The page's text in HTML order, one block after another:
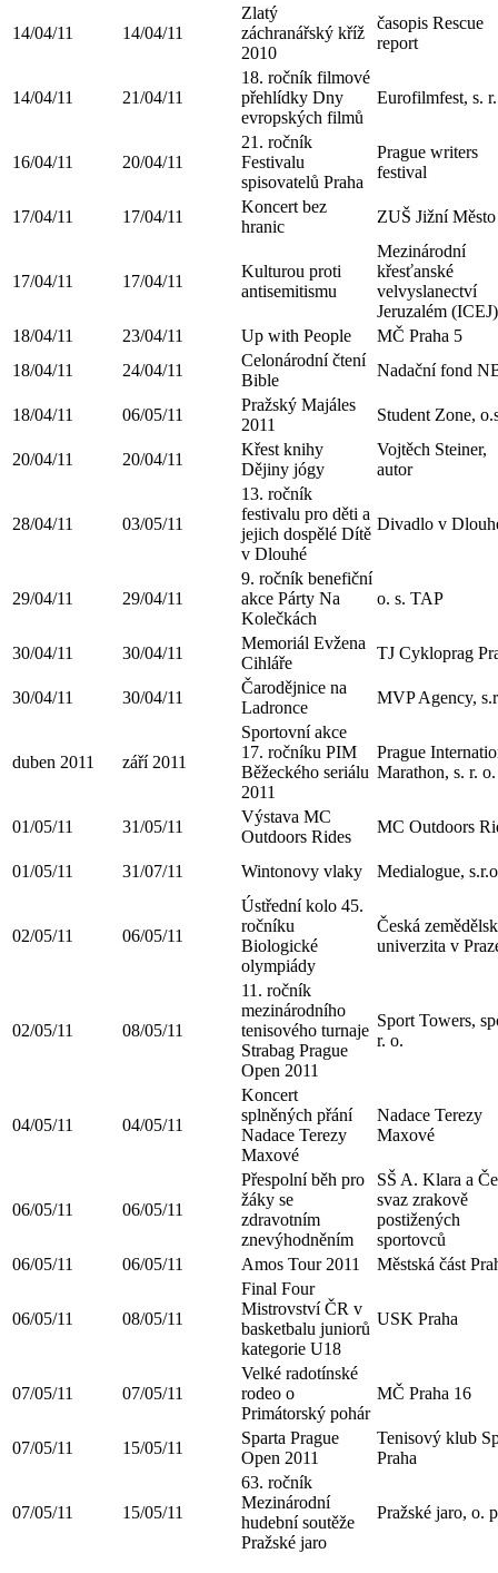
14/04/11 14/04/11
Zlatý
záchranářský kříž
2010
časopis Rescue
report
14/04/11 21/04/11
18. ročník filmové
přehlídky Dny
evropských filmů
Eurofilmfest, s.
16/04/11 20/04/11
21. ročník
Festivalu
spisovatelů Praha
Prague writers
festival
17/04/11 17/04/11
Koncert bez
hranic
ZUŠ Jižní Město
17/04/11 17/04/11
Kulturou proti
antisemitismu
Mezinárodní
křesťanské
velvyslanectví
Jeruzalém (ICEJ)
18/04/11
23/04/11 Up with People
MČ Praha 5
18/04/11
24/04/11
Celonárodní čtení
Bible
Nadační fond
18/04/11 06/05/11
Pražský Majáles
2011
Student Zone,
20/04/11 20/04/11
Křest knihy
Dějiny jógy
Vojtěch Steiner,
autor
28/04/11 03/05/11
13. ročník
festivalu pro děti a
jejich dospělé Dítě
v Dlouhé
Divadlo v
29/04/11 29/04/11
9. ročník benefiční
akce Párty Na
Kolečkách
o. s. TAP
30/04/11 30/04/11
Memoriál Evžena
Cihláře
TJ Cykloprag
30/04/11 30/04/11
Čarodějnice na
Ladronce
MVP Agency,
duben 2011 září 2011
Sportovní akce
17. ročníku PIM
Běžeckého seriálu
2011
Prague
Marathon, s. r. o.
01/05/11 31/05/11
Výstava MC
Outdoors Rides
MC Outdoors
01/05/11 31/07/11 Wintonovy vlaky Medialogue,
02/05/11 06/05/11
Ústřední kolo 45.
ročníku
Biologické
olympiády
Česká
univerzita v
02/05/11 08/05/11
11. ročník
mezinárodního
tenisového turnaje
Strabag Prague
Open 2011
Sport Towers,
r. o.
04/05/11 04/05/11
Koncert
splněných přání
Nadace Terezy
Maxové
Nadace Terezy
Maxové
06/05/11 06/05/11
Přespolní běh pro
žáky se
zdravotním
znevýhodněním
SŠ A. Klara a
svaz zrakově
postižených
sportovců
06/05/11
06/05/11 Amos Tour 2011 Městská část
06/05/11 08/05/11
Final Four
Mistrovství ČR v
basketbalu juniorů
kategorie U18
USK Praha
07/05/11 07/05/11
Velké radotínské
rodeo o
Primátorský pohár
MČ Praha 16
07/05/11 15/05/11
Sparta Prague
Open 2011
Tenisový klub
Praha
07/05/11 15/05/11
63. ročník
Mezinárodní
hudební soutěže
Pražské jaro
Pražské jaro, o.